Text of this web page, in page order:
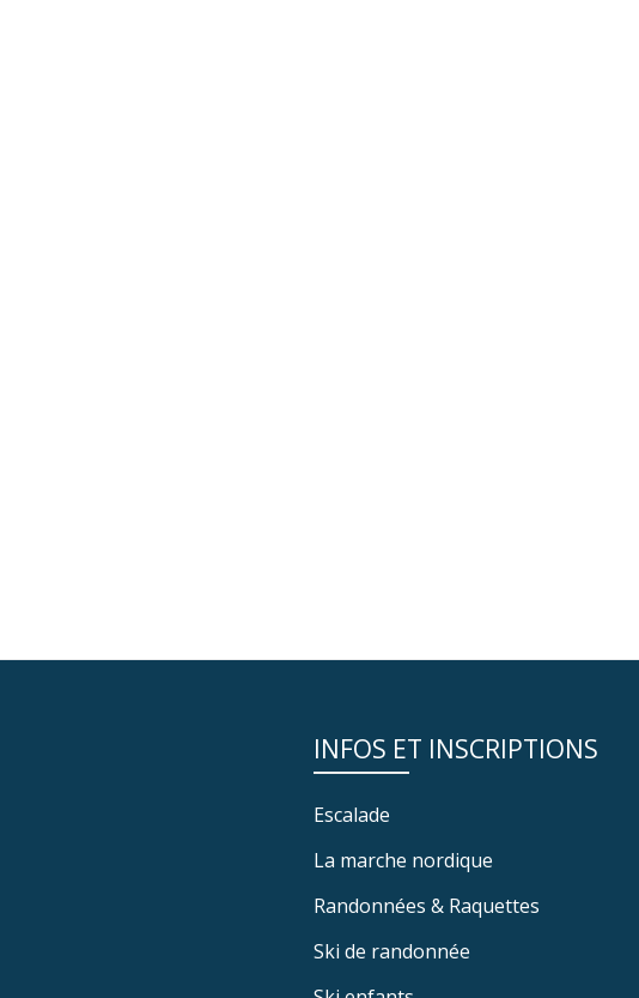
INFOS ET INSCRIPTIONS
Escalade
La marche nordique
Randonnées & Raquettes
Ski de randonnée